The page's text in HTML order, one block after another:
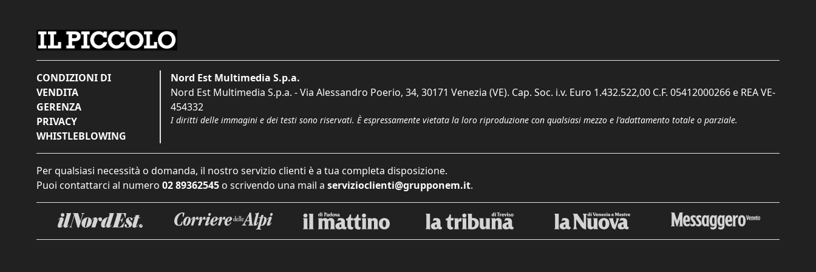
CONDIZIONI DI
VENDITA
GERENZA
PRIVACY
WHISTLEBLOWING
Nord Est Multimedia S.p.a.
Nord Est Multimedia S.p.a. - Via Alessandro Poerio, 34, 30171 Venezia (VE). Cap. Soc. i.v. Euro 1.432.522,00 C.F. 05412000266 e REA VE-
454332
I diritti delle immagini e dei testi sono riservati. È espressamente vietata la loro riproduzione con qualsiasi mezzo e l'adattamento totale o parziale.
Per qualsiasi necessità o domanda, il nostro servizio clienti è a tua completa disposizione.
Puoi contattarci al numero 02 89362545 o scrivendo una mail a servizioclienti@grupponem.it.